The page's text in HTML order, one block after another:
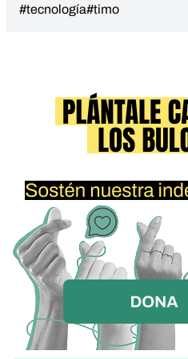
#tecnología#timo